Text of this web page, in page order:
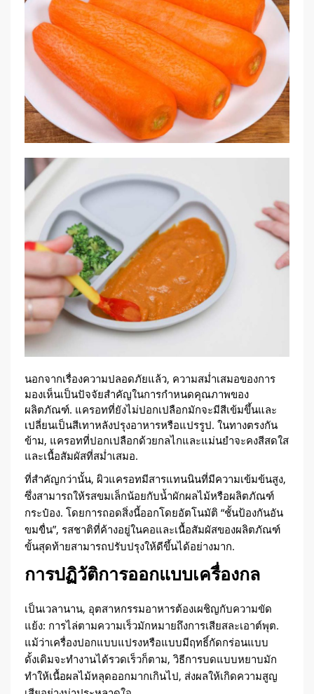
นอกจากเรื่องความปลอดภัยแล้ว, ความสม่ำเสมอของการ
มองเห็นเป็นปัจจัยสำคัญในการกำหนดคุณภาพของ
ผลิตภัณฑ์. แครอทที่ยังไม่ปอกเปลือกมักจะมีสีเข้มขึ้นและ
เปลี่ยนเป็นสีเทาหลังปรุงอาหารหรือแปรรูป. ในทางตรงกัน
ข้าม, แครอทที่ปอกเปลือกด้วยกลไกและแม่นยำจะคงสีสดใส
และเนื้อสัมผัสที่สม่ำเสมอ.
ที่สำคัญกว่านั้น, ผิวแครอทมีสารแทนนินที่มีความเข้มข้นสูง,
ซึ่งสามารถให้รสขมเล็กน้อยกับน้ำผักผลไม้หรือผลิตภัณฑ์
กระป๋อง. โดยการถอดสิ่งนี้ออกโดยอัตโนมัติ “ชั้นป้องกันอัน
ขมขื่น”, รสชาติที่ค้างอยู่ในคอและเนื้อสัมผัสของผลิตภัณฑ์
ขั้นสุดท้ายสามารถปรับปรุงให้ดีขึ้นได้อย่างมาก.
การปฏิวัติการออกแบบเครื่องกล
เป็นเวลานาน, อุตสาหกรรมอาหารต้องเผชิญกับความขัด
แย้ง: การไล่ตามความเร็วมักหมายถึงการเสียสละเอาต์พุต.
แม้ว่าเครื่องปอกแบบแปรงหรือแบบมีฤทธิ์กัดกร่อนแบบ
ดั้งเดิมจะทำงานได้รวดเร็วก็ตาม, วิธีการบดแบบหยาบมัก
ทำให้เนื้อผลไม้หลุดออกมากเกินไป, ส่งผลให้เกิดความสูญ